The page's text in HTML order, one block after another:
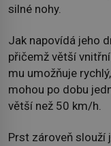
silné nohy.
Jak napovídá jeho
přičemž větší
mu umožňuje
mohou po dobu
větší než 50 km/h.
Prst zároveň slouží